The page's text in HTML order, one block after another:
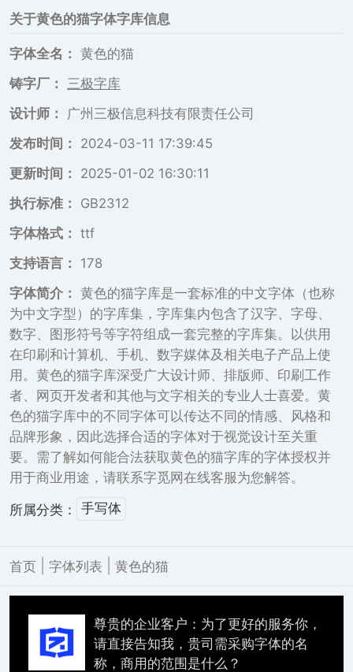
关于黄色的猫字体字库信息
字体全名： 黄色的猫
铸字厂：
三极字库
设计师：
广州三极信息科技有限责任公司
发布时间：
2024-03-11 17:39:45
更新时间：
2025-01-02 16:30:11
执行标准：
GB2312
字体格式： ttf
支持语言：
178
字体简介： 黄色的猫字库是一套标准的中文字体（也称
为中文字型）的字库集，字库集内包含了汉字、字母、
数字、图形符号等字符组成一套完整的字库集。以供用
在印刷和计算机、手机、数字媒体及相关电子产品上使
用。黄色的猫字库深受广大设计师、排版师、印刷工作
者、网页开发者和其他与文字相关的专业人士喜爱。黄
色的猫字库中的不同字体可以传达不同的情感、风格和
品牌形象，因此选择合适的字体对于视觉设计至关重
要。需了解如何能合法获取黄色的猫字库的字体授权并
用于商业用途，请联系字觅网在线客服为您解答。
所属分类： 手写体
首页 字体列表 黄色的猫
尊贵的企业客户：为了更好的服务你，
请直接告知我，贵司需采购字体的名
称，商用的范围是什么？